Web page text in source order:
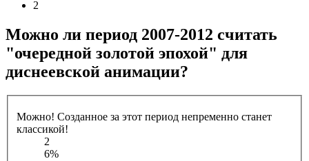
2
Можно ли период 2007-2012 считать
"очередной золотой эпохой" для
диснеевской анимации?
Можно! Созданное за этот период непременно станет
классикой!
2
6%